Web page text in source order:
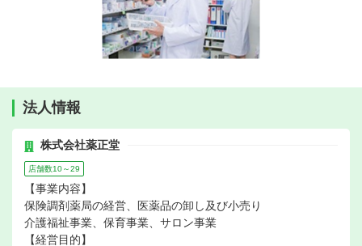
法人情報
株式会社薬正堂
店舗数10～29
【事業内容】
保険調剤薬局の経営、医薬品の卸し及び小売り
介護福祉事業、保育事業、サロン事業
【経営目的】